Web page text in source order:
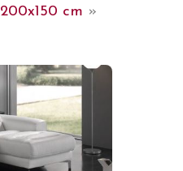
200x150 cm »